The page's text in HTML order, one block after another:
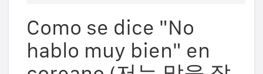
Como se dice "No
hablo muy bien" en